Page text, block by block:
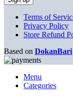
Terms of
Privacy Policy
Store Refund
Based on DokanBari
Menu
Categories